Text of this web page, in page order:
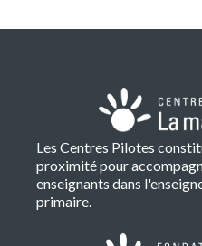
Les Centres Pilotes
proximité pour
enseignants dans
primaire.